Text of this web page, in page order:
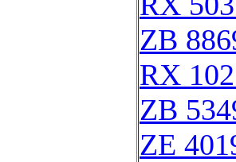
ZB
RX
ZB
ZE